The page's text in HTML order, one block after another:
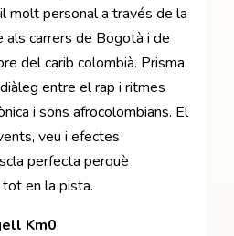
molt personal a través de la
carrers de Bogotà i de
del carib colombià. Prisma
entre el rap i ritmes
i sons afrocolombians. El
veu i efectes
perfecta perquè
tot en la pista.
Km0